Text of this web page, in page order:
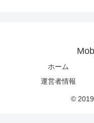
ホーム
運営者情報
©